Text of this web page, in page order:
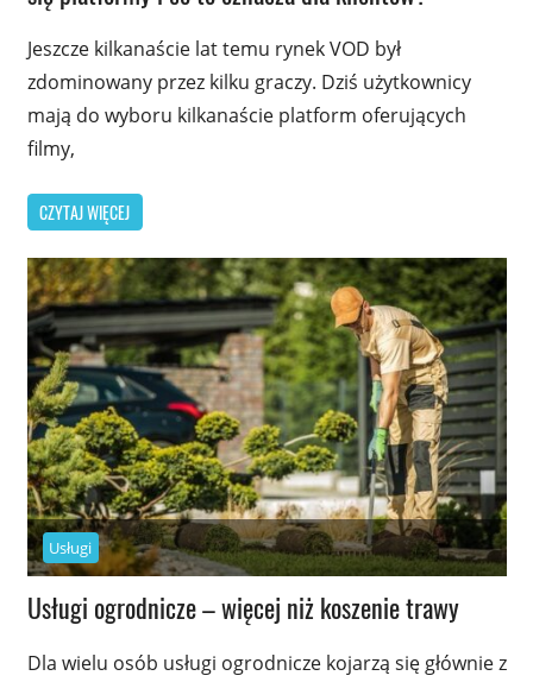
Jeszcze kilkanaście lat temu rynek VOD był
zdominowany przez kilku graczy. Dziś użytkownicy
mają do wyboru kilkanaście platform oferujących
filmy,
CZYTAJ WIĘCEJ
Usługi
Usługi ogrodnicze – więcej niż koszenie trawy
Dla wielu osób usługi ogrodnicze kojarzą się głównie z